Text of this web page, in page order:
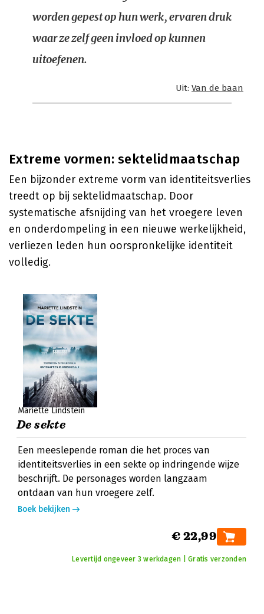
worden gepest op hun werk, ervaren druk
waar ze zelf geen invloed op kunnen
uitoefenen.
Uit: Van de baan
Extreme vormen: sektelidmaatschap
Een bijzonder extreme vorm van identiteitsverlies
treedt op bij sektelidmaatschap. Door
systematische afsnijding van het vroegere leven
en onderdompeling in een nieuwe werkelijkheid,
verliezen leden hun oorspronkelijke identiteit
volledig.
Mariette Lindstein
De sekte
Een meeslepende roman die het proces van
identiteitsverlies in een sekte op indringende wijze
beschrijft. De personages worden langzaam
ontdaan van hun vroegere zelf.
Boek bekijken
€ 22,99
Levertijd ongeveer 3 werkdagen | Gratis verzonden